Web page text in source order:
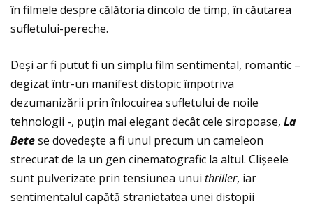
în filmele despre călătoria dincolo de timp, în căutarea
sufletului-pereche.
Deși ar fi putut fi un simplu film sentimental, romantic –
degizat într-un manifest distopic împotriva
dezumanizării prin înlocuirea sufletului de noile
tehnologii -, puțin mai elegant decât cele siropoase, La
Betese dovedește a fi unul precum un cameleon
strecurat de la un gen cinematografic la altul. Clișeele
sunt pulverizate prin tensiunea unui thriller, iar
sentimentalul capătă stranietatea unei distopii